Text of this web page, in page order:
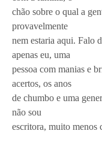
chão sobre o qual a
provavelmente
nem estaria aqui. Falo
apenas eu, uma
pessoa com manias e
acertos, os anos
de chumbo e uma
não sou
escritora, muito menos